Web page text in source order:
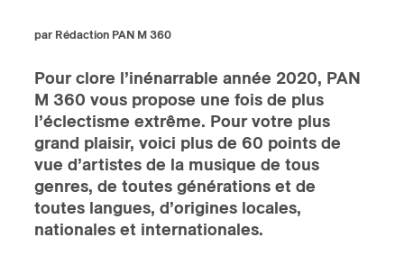
par Rédaction PAN M 360
Pour clore l’inénarrable année 2020, PAN
M 360 vous propose une fois de plus
l’éclectisme extrême. Pour votre plus
grand plaisir, voici plus de 60 points de
vue d’artistes de la musique de tous
genres, de toutes générations et de
toutes langues, d’origines locales,
nationales et internationales.